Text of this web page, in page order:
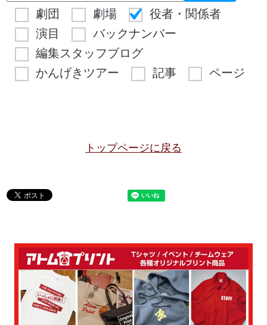
劇団 劇場
役者・関係者
演目
バックナンバー
編集スタッフブログ
かんげきツアー
記事 ページ
トップページに戻る